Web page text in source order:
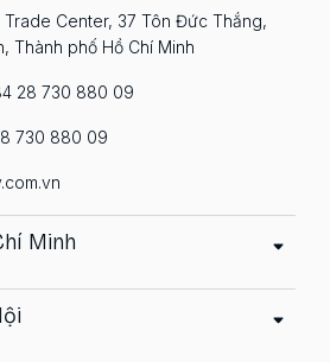
Trade Center, 37 Tôn Đức Thắng,
Thành phố Hồ Chí Minh
28 730 880 09
730 880 09
Minh